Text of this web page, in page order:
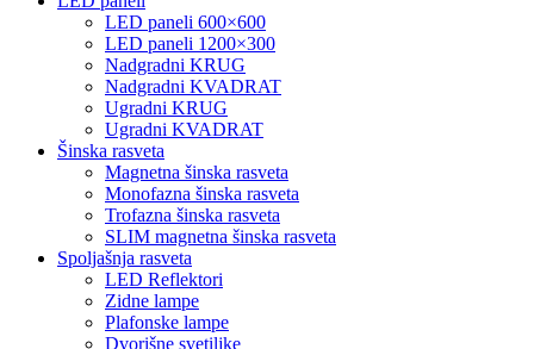
LED paneli 600×600
LED paneli 1200×300
Nadgradni KRUG
Nadgradni KVADRAT
Ugradni KRUG
Ugradni KVADRAT
Šinska rasveta
Magnetna šinska rasveta
Monofazna šinska rasveta
Trofazna šinska rasveta
SLIM magnetna šinska rasveta
Spoljašnja rasveta
LED Reflektori
Zidne lampe
Plafonske lampe
Dvorišne svetiljke